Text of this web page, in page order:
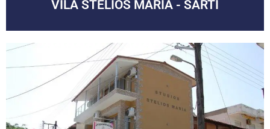
VILA STELIOS MARIA - SARTI